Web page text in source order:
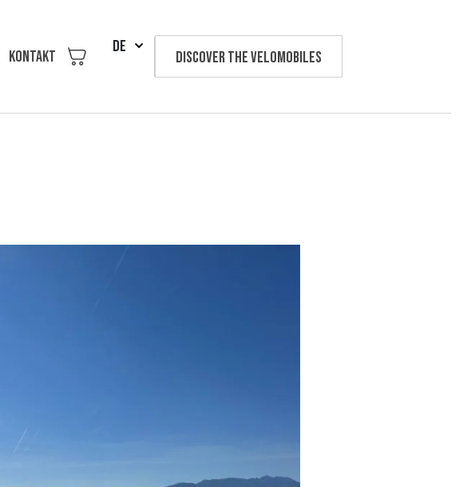
KONTAKT
DE
Discover the velomobiles